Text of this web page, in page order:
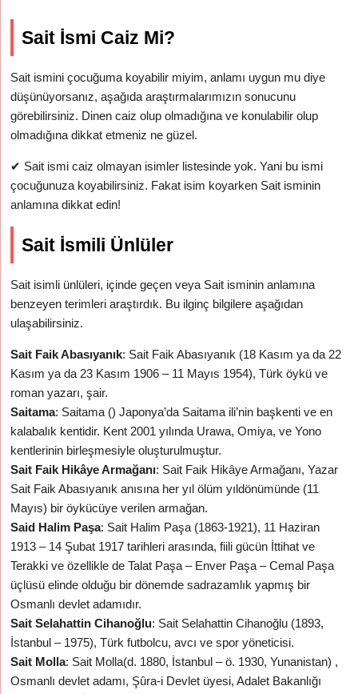
Sait İsmi Caiz Mi?
Sait ismini çocuğuma koyabilir miyim, anlamı uygun mu diye
düşünüyorsanız, aşağıda araştırmalarımızın sonucunu
görebilirsiniz. Dinen caiz olup olmadığına ve konulabilir olup
olmadığına dikkat etmeniz ne güzel.
✔ Sait ismi caiz olmayan isimler listesinde yok. Yani bu ismi
çocuğunuza koyabilirsiniz. Fakat isim koyarken Sait isminin
anlamına dikkat edin!
Sait İsmili Ünlüler
Sait isimli ünlüleri, içinde geçen veya Sait isminin anlamına
benzeyen terimleri araştırdık. Bu ilginç bilgilere aşağıdan
ulaşabilirsiniz.
Sait Faik Abasıyanık: Sait Faik Abasıyanık (18 Kasım ya da 22
Kasım ya da 23 Kasım 1906 – 11 Mayıs 1954), Türk öykü ve
roman yazarı, şair.
Saitama: Saitama () Japonya’da Saitama ili’nin başkenti ve en
kalabalık kentidir. Kent 2001 yılında Urawa, Omiya, ve Yono
kentlerinin birleşmesiyle oluşturulmuştur.
Sait Faik Hikâye Armağanı: Sait Faik Hikâye Armağanı, Yazar
Sait Faik Abasıyanık anısına her yıl ölüm yıldönümünde (11
Mayıs) bir öykücüye verilen armağan.
Said Halim Paşa: Sait Halim Paşa (1863-1921), 11 Haziran
1913 – 14 Şubat 1917 tarihleri arasında, fiili gücün İttihat ve
Terakki ve özellikle de Talat Paşa – Enver Paşa – Cemal Paşa
üçlüsü elinde olduğu bir dönemde sadrazamlık yapmış bir
Osmanlı devlet adamıdır.
Sait Selahattin Cihanoğlu: Sait Selahattin Cihanoğlu (1893,
İstanbul – 1975), Türk futbolcu, avcı ve spor yöneticisi.
Sait Molla: Sait Molla(d. 1880, İstanbul – ö. 1930, Yunanistan) ,
Osmanlı devlet adamı, Şûra-i Devlet üyesi, Adalet Bakanlığı